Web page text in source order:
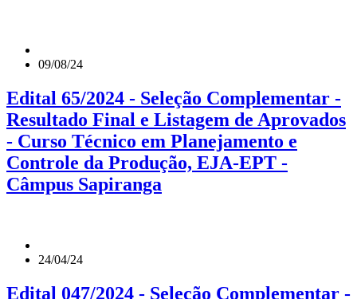
09/08/24
Edital 65/2024 - Seleção Complementar -
Resultado Final e Listagem de Aprovados
- Curso Técnico em Planejamento e
Controle da Produção, EJA-EPT -
Câmpus Sapiranga
24/04/24
Edital 047/2024 - Seleção Complementar -